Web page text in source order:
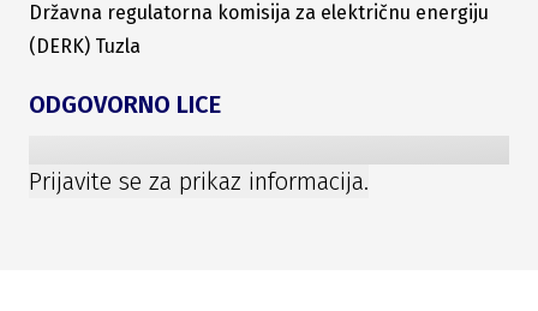
Državna regulatorna komisija za električnu energiju
(DERK) Tuzla
ODGOVORNO LICE
Prijavite se za prikaz informacija.